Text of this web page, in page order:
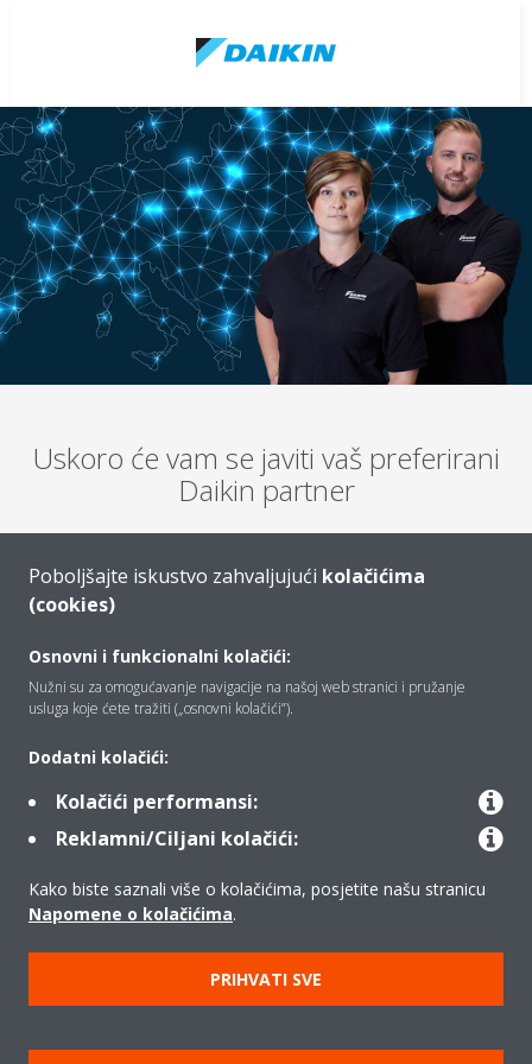
Uskoro će vam se javiti vaš preferirani
Daikin partner
Scroll
Hvala što ste nas obavijestili o preferiranom Daikin partneru za
vaše Daikin usluge.
Zahtjev smo proslijediti vašem preferiranom partneru i on/ona
će vam se javiti kako biste popričali o uslugama koje vas
usluga.
Srdačan pozdrav,
vaš Daikin servisni tim
Poboljšajte iskustvo zahvaljujući kolačićima
(cookies)
Osnovni i funkcionalni kolačići:
Nužni su za omogućavanje navigacije na našoj web stranici i pružanje
usluga koje ćete tražiti („osnovni kolačići”).
Dodatni kolačići:
Kolačići performansi:
Reklamni/Ciljani kolačići:
Kako biste saznali više o kolačićima, posjetite našu stranicu
Napomene o kolačićima.
PRIHVATI SVE